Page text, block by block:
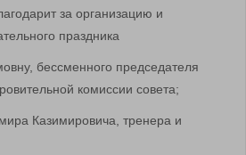
за организацию и
праздника
бессменного председателя
комиссии совета;
Казимировича, тренера и